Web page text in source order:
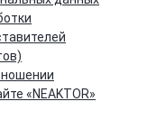
«NEAKTOR»